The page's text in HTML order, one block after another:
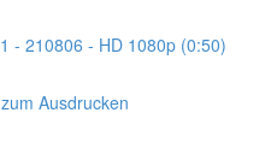
- 210806 - HD 1080p (0:50)
Ausdrucken